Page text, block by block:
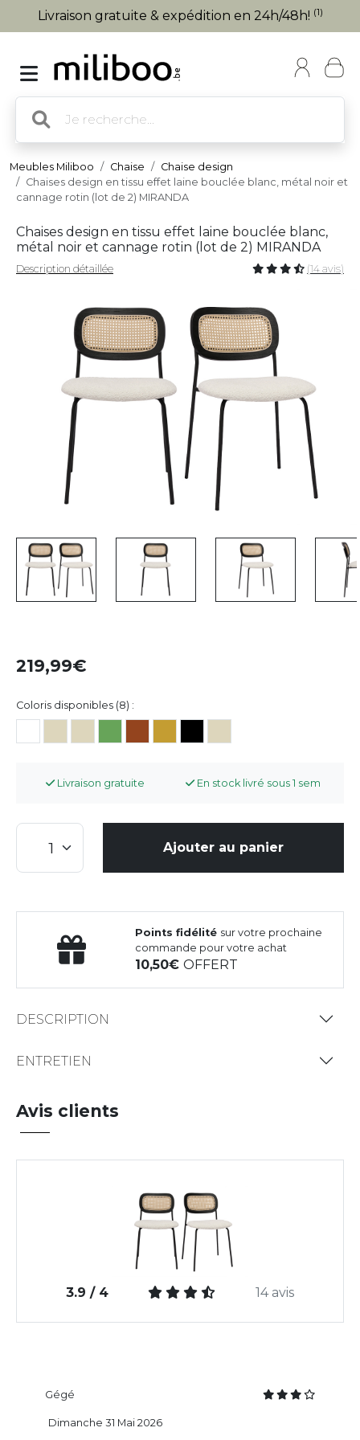
Livraison gratuite & expédition en 24h/48h! (1)
Meubles Miliboo Chaise
Chaise design
Chaises design en tissu effet laine bouclée blanc, métal noir et
cannage rotin (lot de 2) MIRANDA
Chaises design en tissu effet laine bouclée blanc,
métal noir et cannage rotin (lot de 2) MIRANDA
Description détaillée (14 avis)
219,99
Coloris disponibles (8) :
Livraison gratuite En stock livré sous 1 sem
Ajouter au panier
Points fidélité sur votre prochaine
commande pour votre achat
10,50OFFERT
DESCRIPTION
ENTRETIEN
Avis clients
3.9 / 4 14 avis
Gégé
Dimanche 31 Mai 2026